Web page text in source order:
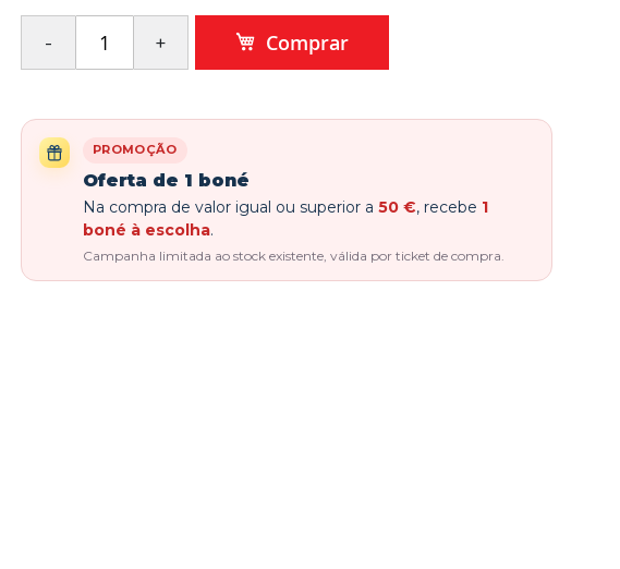
Comprar
PROMOÇÃO
Oferta de 1 boné
Na compra de valor igual ou superior a 50 €, recebe 1
boné à escolha.
Campanha limitada ao stock existente, válida por ticket de compra.